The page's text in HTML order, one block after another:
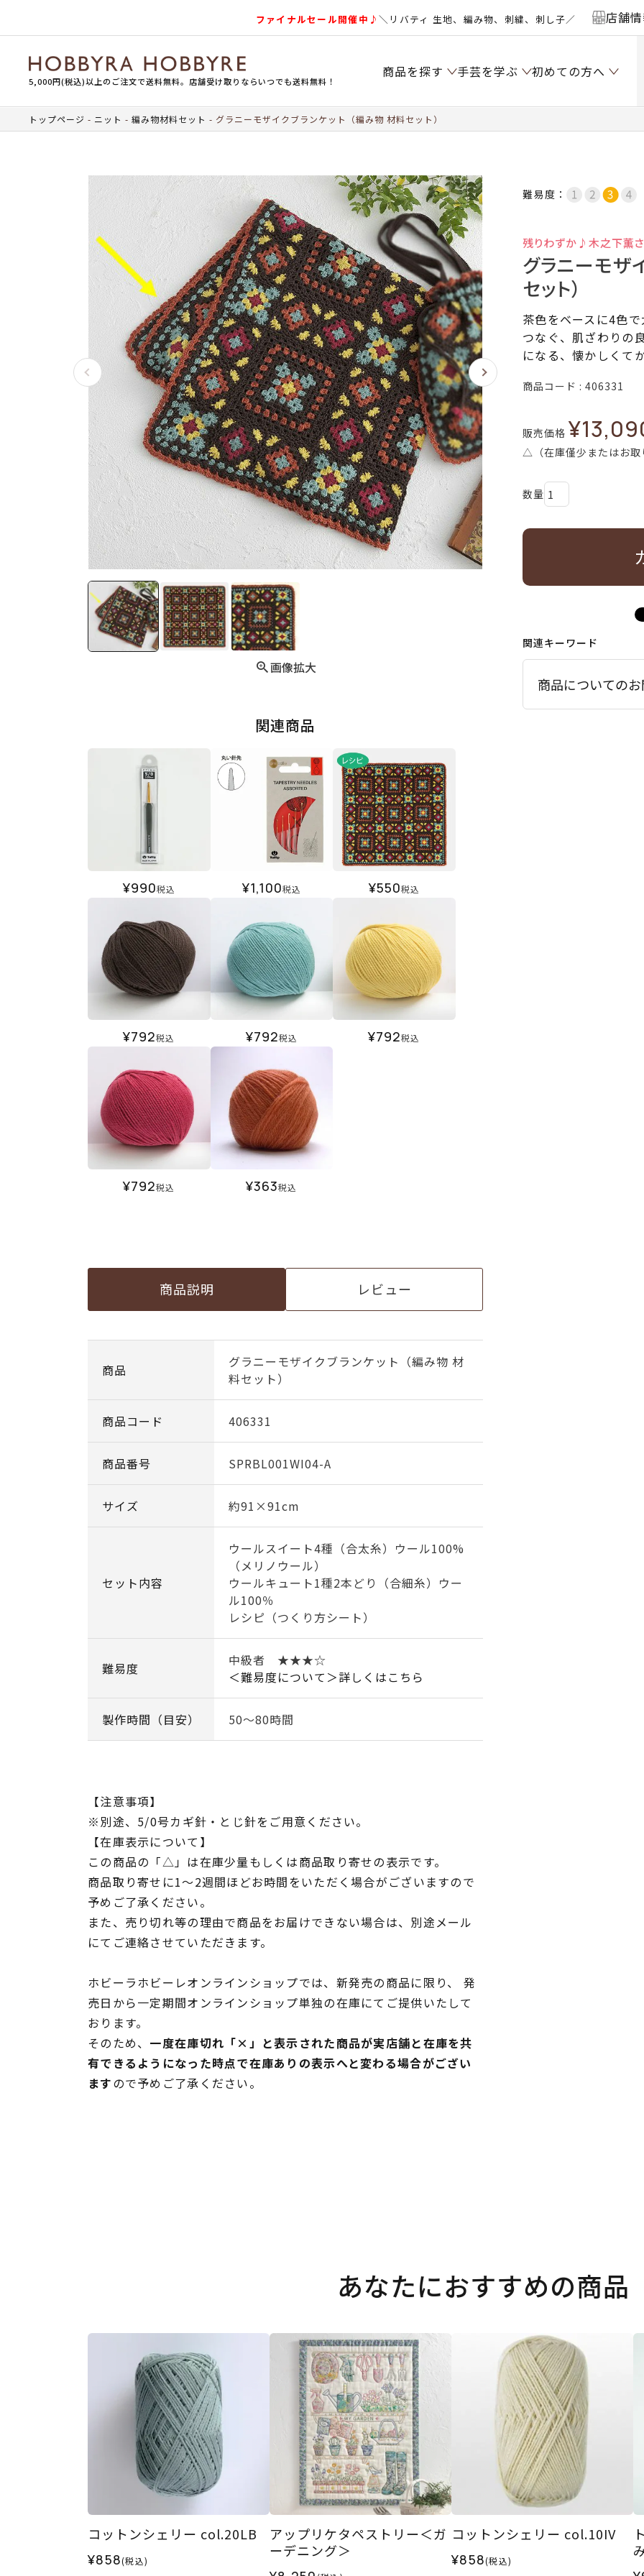
ファイナルセール開催中♪＼リバティ 生地、編み物、刺繍、刺し子／ 店舗
5,000円(税込)以上のご注文で送料無料。店舗受け取りならいつでも送料無料！
商品を探す 手芸を学ぶ 初めての方へ
トップページ ニット 編み物材料セット グラニーモザイクブランケット（編み物 材料セット）
画像拡大
関連商品
¥990税込 ¥1,100税込 ¥550税込
¥792税込 ¥792税込 ¥792税込
¥792税込 ¥363税込
商品説明 レビュー
商品
グラニーモザイクブランケット（編み物 材
料セット）
商品コード 406331
商品番号 SPRBL001WI04-A
サイズ 約91×91cm
セット内容
ウールスイート4種（合太糸）ウール100%
（メリノウール）
ウールキュート1種2本どり（合細糸）ウー
ル100％
レシピ（つくり方シート）
難易度
中級者 ★★★☆
＜難易度について＞詳しくはこちら
製作時間（目安） 50～80時間
【注意事項】
※別途、5/0号カギ針・とじ針をご用意ください。
【在庫表示について】
この商品の「△」は在庫少量もしくは商品取り寄せの表示です。
商品取り寄せに1～2週間ほどお時間をいただく場合がございますので
予めご了承ください。
また、売り切れ等の理由で商品をお届けできない場合は、別途メール
にてご連絡させていただきます。
ホビーラホビーレオンラインショップでは、新発売の商品に限り、 発
売日から一定期間オンラインショップ単独の在庫にてご提供いたして
おります。
そのため、 一度在庫切れ「×」と表示された商品が実店舗と在庫を共
有できるようになった時点で在庫ありの表示へと変わる場合がござい
ますので予めご了承ください。
難易度：
残りわずか♪木之下薫
グラニーモザ
セット）
茶色をベースに4色
つなぐ、肌ざわりの
になる、懐かしくて
商品コード 406331
販売価格 ¥
△（在庫僅少またはお取
関連キーワード
商品についての
あなたにおすすめの商品
コットンシェリー col.20LB
¥858(税込)
アップリケタペストリー＜ガ
ーデニング＞
コットンシェリー col.10IV
¥858(税込)